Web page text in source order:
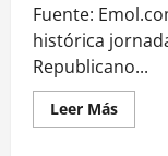
Fuente:
histórica
Republicano...
Leer MásLeer
más